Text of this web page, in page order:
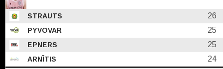
STRAUTS 26
PYVOVAR 25
EPNERS 25
ARNĪTIS
24